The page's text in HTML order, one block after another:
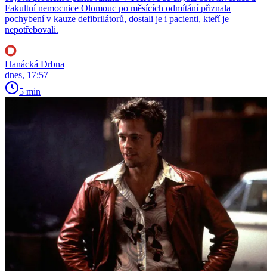
Fakultní nemocnice Olomouc po měsících odmítání přiznala
pochybení v kauze defibrilátorů, dostali je i pacienti, kteří je
nepotřebovali.
Hanácká Drbna
dnes, 17:57
5 min